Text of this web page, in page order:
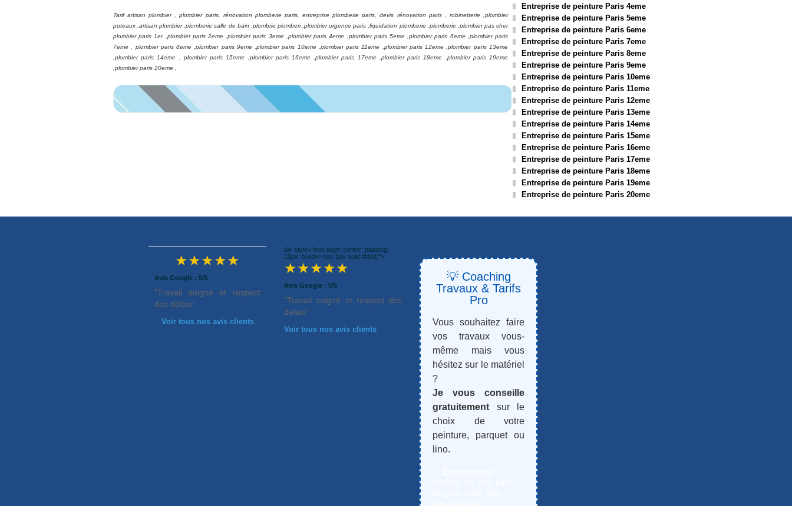
Tarif artisan plombier , plombier paris, rénovation plomberie paris, entreprise plomberie paris, devis rénovation paris , robinetterie ,plombier
puteaux ,artisan plombier ,plomberie salle de bain ,plombrie plomberi ,plombier urgence paris ,liquidation plomberie ,plomberie ,plombier pas cher
plombier paris 1er ,plombier paris 2eme ,plombier paris 3eme ,plombier paris 4eme ,plombier paris 5eme ,plombier paris 6eme ,plombier paris
7eme , plombier paris 8eme ,plombier paris 9eme ,plombier paris 10eme ,plombier paris 11eme ,plombier paris 12eme ,plombier paris 13eme
,plombier paris 14eme , plombier paris 15eme ,plombier paris 16eme ,plombier paris 17eme ,plombier paris 18eme ,plombier paris 19eme
,plombier paris 20eme ,
Entreprise de peinture Paris 4eme
Entreprise de peinture Paris 5eme
Entreprise de peinture Paris 6eme
Entreprise de peinture Paris 7eme
Entreprise de peinture Paris 8eme
Entreprise de peinture Paris 9eme
Entreprise de peinture Paris 10eme
Entreprise de peinture Paris 11eme
Entreprise de peinture Paris 12eme
Entreprise de peinture Paris 13eme
Entreprise de peinture Paris 14eme
Entreprise de peinture Paris 15eme
Entreprise de peinture Paris 16eme
Entreprise de peinture Paris 17eme
Entreprise de peinture Paris 18eme
Entreprise de peinture Paris 19eme
Entreprise de peinture Paris 20eme
★★★★★
Avis Google : 5/5
"Travail soigné et respect
des délais"
Voir tous nos avis clients
div style="text-align: center; padding:
10px; border-top: 1px solid #ddd;">
★★★★★
Avis Google : 5/5
"Travail soigné et respect des
délais"
Voir tous nos avis clients
💡 Coaching
Travaux & Tarifs
Pro
Vous souhaitez faire
vos travaux vous-
même mais vous
hésitez sur le matériel
?
Je vous conseille
gratuitement sur le
choix de votre
peinture, parquet ou
lino.